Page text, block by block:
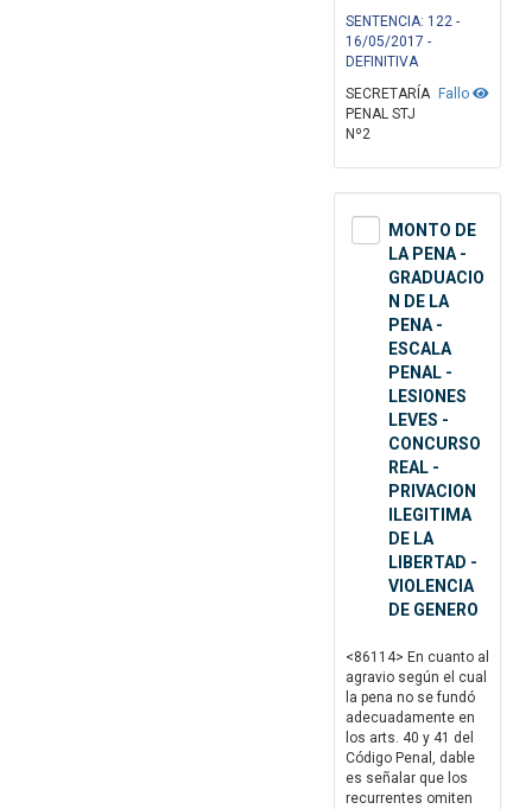
SENTENCIA: 122 -
16/05/2017 -
DEFINITIVA
Fallo
SECRETARÍA
PENAL STJ
Nº2
MONTO DE
LA PENA -
GRADUACIO
N DE LA
PENA -
ESCALA
PENAL -
LESIONES
LEVES -
CONCURSO
REAL -
PRIVACION
ILEGITIMA
DE LA
LIBERTAD -
VIOLENCIA
DE GENERO
<86114> En cuanto al
agravio según el cual
la pena no se fundó
adecuadamente en
los arts. 40 y 41 del
Código Penal, dable
es señalar que los
recurrentes omiten